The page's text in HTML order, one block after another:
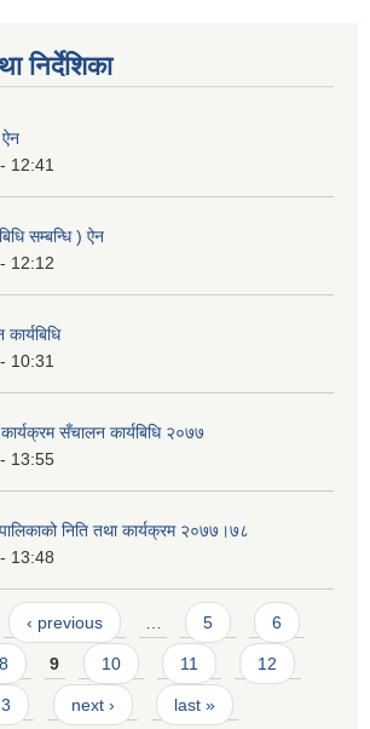
निर्देशिका
ऐन
12:41
सम्बन्धि ) ऐन
12:12
10:31
कार्यक्रम सँचालन कार्यबिधि २०७७
13:55
निति तथा कार्यक्रम २०७७।७८
13:48
‹ previous 5 6
8 9 10 11 12
next › last »